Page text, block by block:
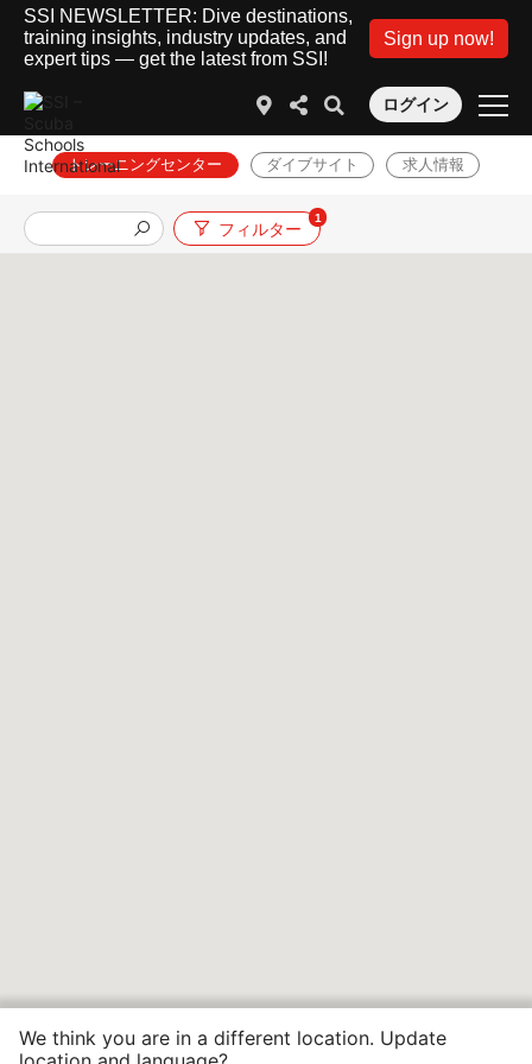
SSI NEWSLETTER: Dive destinations,
training insights, industry updates, and
expert tips — get the latest from SSI!
Sign up now!
ログイン
トレーニングセンター ダイブサイト 求人情報
フィルター
1
We think you are in a different location. Update